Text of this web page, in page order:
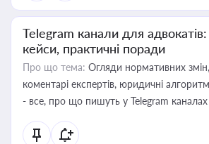
Telegram канали для
кейси, практичні поради
Про що тема: Огляди нормативних
коментарі експертів, юридичні
- все, про що пишуть у Telegram каналах